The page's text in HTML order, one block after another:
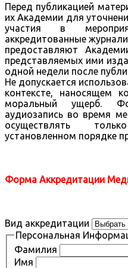
Перед публикацией
их Академии для
участия в
аккредитованные
предоставляют
представляемых ими
одной недели после
Не допускается
контексте, наносящем
моральный ущерб.
аудиозапись во время
осуществлять
установленном порядке
Форма Аккредитации
Вид аккредитации
Персональная
Фамилия
Имя